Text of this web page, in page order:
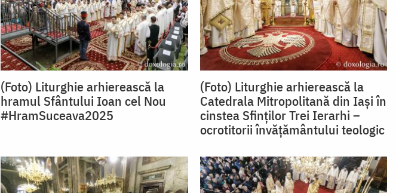
(Foto) Liturghie arhierească la
hramul Sfântului Ioan cel Nou
#HramSuceava2025
(Foto) Liturghie arhierească la
Catedrala Mitropolitană din Iași în
cinstea Sfinților Trei Ierarhi –
ocrotitorii învățământului teologic